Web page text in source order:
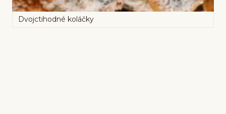
Dvojctihodné koláčky